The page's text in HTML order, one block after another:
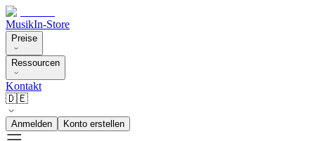
MusikIn-Store
Preise
Ressourcen
Kontakt
🇩🇪
Anmelden Konto erstellen